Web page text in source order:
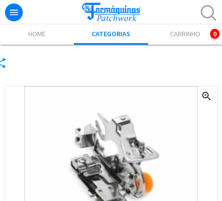
HOME CATEGORIAS CARRINHO 0
Excelente! Já adicionamos o produto ao carrinho.